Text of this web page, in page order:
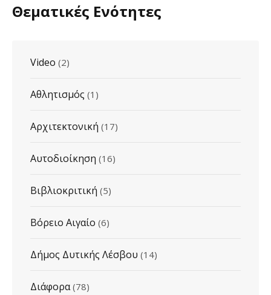
Θεματικές Ενότητες
Video (2)
Αθλητισμός (1)
Αρχιτεκτονική (17)
Αυτοδιοίκηση (16)
Βιβλιοκριτική (5)
Βόρειο Αιγαίο (6)
Δήμος Δυτικής Λέσβου (14)
Διάφορα (78)